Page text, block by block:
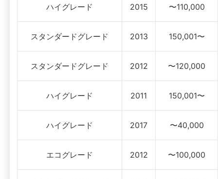
ハイグレード 2015 〜110,000
スタンダードグレード 2013 150,001〜
スタンダードグレード 2012 〜120,000
ハイグレード 2011 150,001〜
ハイグレード 2017 〜40,000
エコグレード 2012 〜100,000